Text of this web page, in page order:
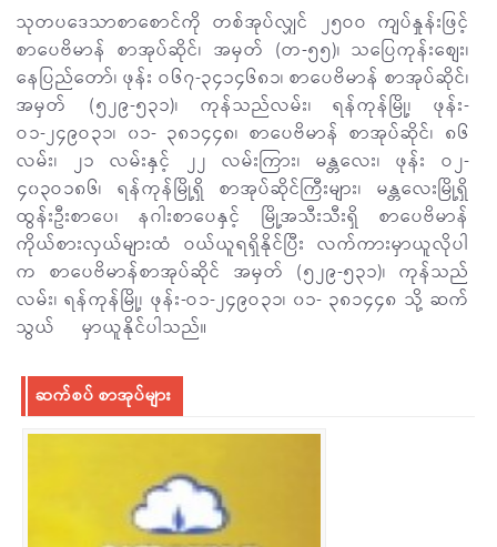
သုတပဒေသာစာစောင်ကို တစ်အုပ်လျှင် ၂၅ဝဝ ကျပ်နှုန်းဖြင့်
စာပေဗိမာန် စာအုပ်ဆိုင်၊ အမှတ် (တ-၅၅)၊ သပြေကုန်းစျေး၊
နေပြည်တော်၊ ဖုန်း ဝ၆၇-၃၄၁၄၆၈၁၊ စာပေဗိမာန် စာအုပ်ဆိုင်၊
အမှတ် (၅၂၉-၅၃၁)၊ ကုန်သည်လမ်း၊ ရန်ကုန်မြို့၊ ဖုန်း-
ဝ၁-၂၄၉ဝ၃၁၊ ၀၁- ၃၈၁၄၄၈၊ စာပေဗိမာန် စာအုပ်ဆိုင်၊ ၈၆
လမ်း၊ ၂၁ လမ်းနှင့် ၂၂ လမ်းကြား၊ မန္တလေး၊ ဖုန်း ဝ၂-
၄၀၃ဝ၁၈၆၊ ရန်ကုန်မြို့ရှိ စာအုပ်ဆိုင်ကြီးများ၊ မန္တလေးမြို့ရှိ
ထွန်းဦးစာပေ၊ နဂါးစာပေနှင့် မြို့အသီးသီးရှိ စာပေဗိမာန်
ကိုယ်စားလှယ်များထံ ဝယ်ယူရရှိနိုင်ပြီး လက်ကားမှာယူလိုပါ
က စာပေဗိမာန်စာအုပ်ဆိုင် အမှတ် (၅၂၉-၅၃၁)၊ ကုန်သည်
လမ်း၊ ရန်ကုန်မြို့၊ ဖုန်း-ဝ၁-၂၄၉ဝ၃၁၊ ၀၁- ၃၈၁၄၄၈ သို့ ဆက်
သွယ် မှာယူနိုင်ပါသည်။
ဆက်စပ် စာအုပ်များ